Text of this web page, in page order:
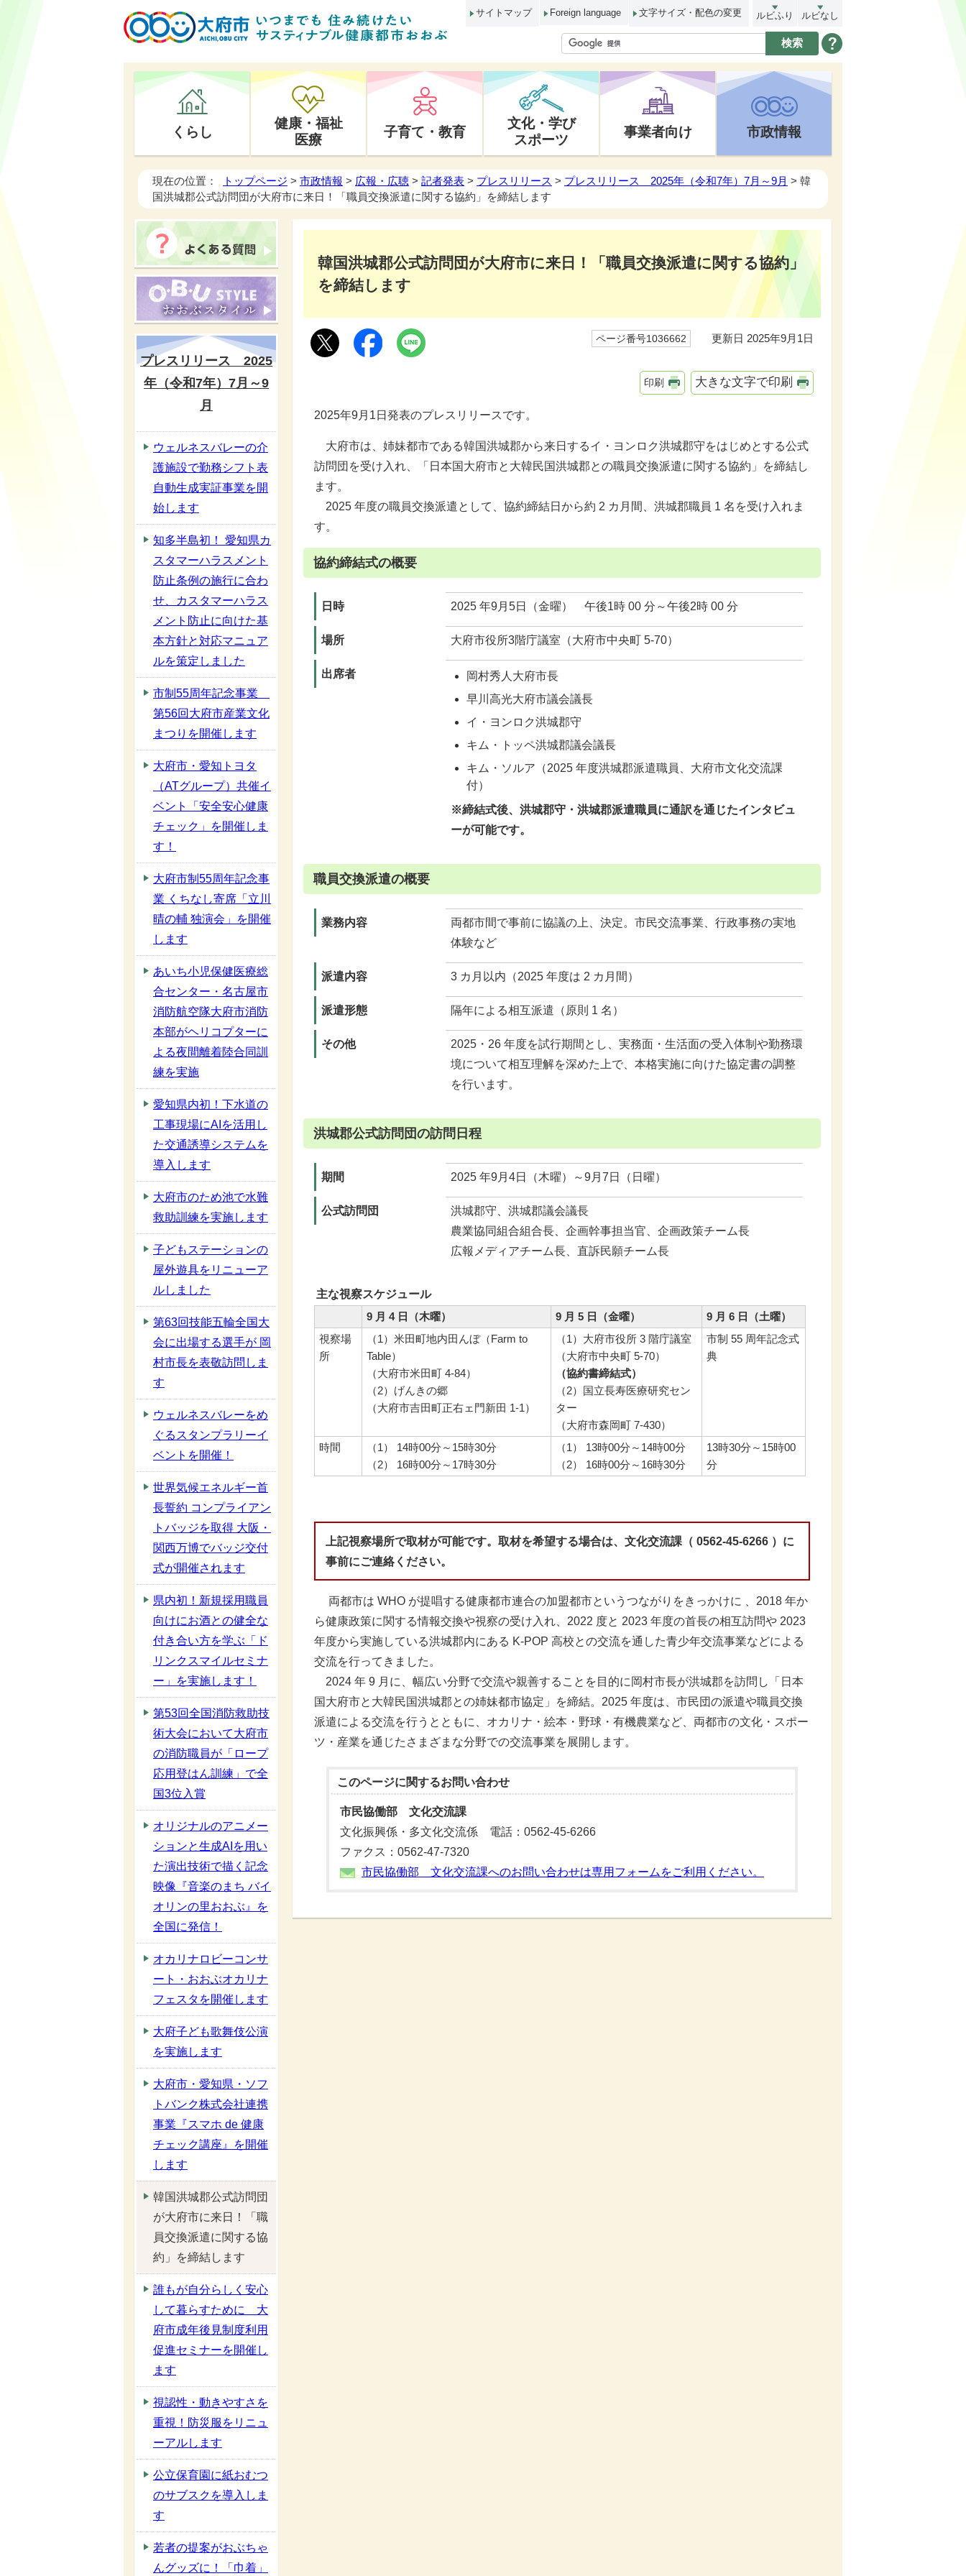
サイトマップ Foreign language 文字サイズ・配色の変更 ルビふり ルビなし
くらし
健康・福祉
医療
子育て・教育
文化・学び
スポーツ
事業者向け 市政情報
現在の位置： トップページ > 市政情報 > 広報・広聴 > 記者発表 > プレスリリース > プレスリリース 2025年（令和7年）7月～9月 > 韓
国洪城郡公式訪問団が大府市に来日！「職員交換派遣に関する協約」を締結します
韓国洪城郡公式訪問団が大府市に来日！「職員交換派遣に関する協約」
を締結します
ページ番号1036662 更新日 2025年9月1日
印刷 大きな文字で印刷
2025年9月1日発表のプレスリリースです。
大府市は、姉妹都市である韓国洪城郡から来日するイ・ヨンロク洪城郡守をはじめとする公式
訪問団を受け入れ、「日本国大府市と大韓民国洪城郡との職員交換派遣に関する協約」を締結し
ます。
2025 年度の職員交換派遣として、協約締結日から約 2 カ月間、洪城郡職員 1 名を受け入れま
す。
協約締結式の概要
日時 2025 年9月5日（金曜） 午後1時 00 分～午後2時 00 分
場所 大府市役所3階庁議室（大府市中央町 5-70）
出席者
岡村秀人大府市長
早川高光大府市議会議長
イ・ヨンロク洪城郡守
キム・トッペ洪城郡議会議長
キム・ソルア（2025 年度洪城郡派遣職員、大府市文化交流課
付）
※締結式後、洪城郡守・洪城郡派遣職員に通訳を通じたインタビュ
ーが可能です。
職員交換派遣の概要
業務内容
両都市間で事前に協議の上、決定。市民交流事業、行政事務の実地
体験など
派遣内容 3 カ月以内（2025 年度は 2 カ月間）
派遣形態 隔年による相互派遣（原則 1 名）
その他
2025・26 年度を試行期間とし、実務面・生活面の受入体制や勤務環
境について相互理解を深めた上で、本格実施に向けた協定書の調整
を行います。
洪城郡公式訪問団の訪問日程
期間 2025 年9月4日（木曜）～9月7日（日曜）
公式訪問団
洪城郡守、洪城郡議会議長
農業協同組合組合長、企画幹事担当官、企画政策チーム長
広報メディアチーム長、直訴民願チーム長
主な視察スケジュール
9 月 4 日（木曜）
9 月 5 日（金曜）
9 月 6 日（土曜）
視察場
所
（1）米田町地内田んぼ（Farm to
Table）
（大府市米田町 4-84）
（2）げんきの郷
（大府市吉田町正右ェ門新田 1-1）
（1）大府市役所 3 階庁議室
（大府市中央町 5-70）
（協約書締結式）
（2）国立長寿医療研究セン
ター
（大府市森岡町 7-430）
市制 55 周年記念式
典
時間
（1） 14時00分～15時30分
（2） 16時00分～17時30分
（1） 13時00分～14時00分
（2） 16時00分～16時30分
13時30分～15時00
分
上記視察場所で取材が可能です。取材を希望する場合は、文化交流課（ 0562-45-6266 ）に
事前にご連絡ください。
両都市は WHO が提唱する健康都市連合の加盟都市というつながりをきっかけに 、2018 年か
ら健康政策に関する情報交換や視察の受け入れ、2022 度と 2023 年度の首長の相互訪問や 2023
年度から実施している洪城郡内にある K-POP 高校との交流を通した青少年交流事業などによる
交流を行ってきました。
2024 年 9 月に、幅広い分野で交流や親善することを目的に岡村市長が洪城郡を訪問し「日本
国大府市と大韓民国洪城郡との姉妹都市協定」を締結。2025 年度は、市民団の派遣や職員交換
派遣による交流を行うとともに、オカリナ・絵本・野球・有機農業など、両都市の文化・スポー
ツ・産業を通じたさまざまな分野での交流事業を展開します。
このページに関するお問い合わせ
市民協働部 文化交流課
文化振興係・多文化交流係 電話：0562-45-6266
ファクス：0562-47-7320
市民協働部 文化交流課へのお問い合わせは専用フォームをご利用ください。
プレスリリース 2025
年（令和7年）7月～9
月
ウェルネスバレーの介
護施設で勤務シフト表
自動生成実証事業を開
始します
知多半島初！ 愛知県カ
スタマーハラスメント
防止条例の施行に合わ
せ、カスタマーハラス
メント防止に向けた基
本方針と対応マニュア
ルを策定しました
市制55周年記念事業
第56回大府市産業文化
まつりを開催します
大府市・愛知トヨタ
（ATグループ）共催イ
ベント「安全安心健康
チェック」を開催しま
す！
大府市制55周年記念事
業 くちなし寄席「立川
晴の輔 独演会」を開催
します
あいち小児保健医療総
合センター・名古屋市
消防航空隊大府市消防
本部がヘリコプターに
よる夜間離着陸合同訓
練を実施
愛知県内初！下水道の
工事現場にAIを活用し
た交通誘導システムを
導入します
大府市のため池で水難
救助訓練を実施します
子どもステーションの
屋外遊具をリニューア
ルしました
第63回技能五輪全国大
会に出場する選手が 岡
村市長を表敬訪問しま
す
ウェルネスバレーをめ
ぐるスタンプラリーイ
ベントを開催！
世界気候エネルギー首
長誓約 コンプライアン
トバッジを取得 大阪・
関西万博でバッジ交付
式が開催されます
県内初！新規採用職員
向けにお酒との健全な
付き合い方を学ぶ「ド
リンクスマイルセミナ
ー」を実施します！
第53回全国消防救助技
術大会において大府市
の消防職員が「ロープ
応用登はん訓練」で全
国3位入賞
オリジナルのアニメー
ションと生成AIを用い
た演出技術で描く記念
映像『音楽のまち バイ
オリンの里おおぶ』を
全国に発信！
オカリナロビーコンサ
ート・おおぶオカリナ
フェスタを開催します
大府子ども歌舞伎公演
を実施します
大府市・愛知県・ソフ
トバンク株式会社連携
事業『スマホ de 健康
チェック講座』を開催
します
韓国洪城郡公式訪問団
が大府市に来日！「職
員交換派遣に関する協
約」を締結します
誰もが自分らしく安心
して暮らすために 大
府市成年後見制度利用
促進セミナーを開催し
ます
視認性・動きやすさを
重視！防災服をリニュ
ーアルします
公立保育園に紙おむつ
のサブスクを導入しま
す
若者の提案がおぶちゃ
んグッズに！「巾着」